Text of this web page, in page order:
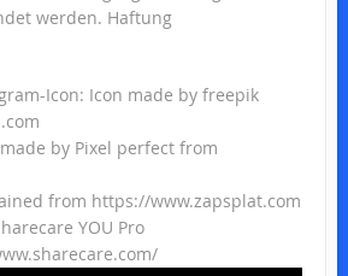
werden. Haftung
Icon: Icon made by freepik
by Pixel perfect from
from https://www.zapsplat.com
YOU Pro